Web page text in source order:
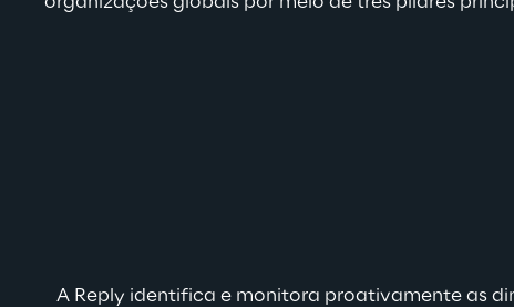
A Reply identifica e monitora proativamente as